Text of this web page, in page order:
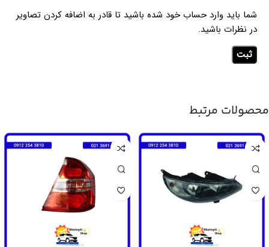
شما باید وارد حساب خود شده باشید تا قادر به اضافه کردن تصاویر
در نظرات باشید.
محصولات مرتبط